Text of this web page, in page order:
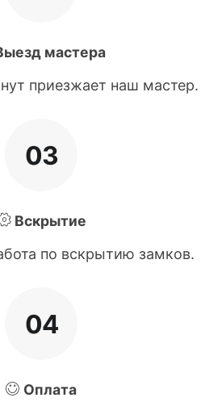
мастера
приезжает наш мастер.
03
Вскрытие
по вскрытию замков.
04
Оплата